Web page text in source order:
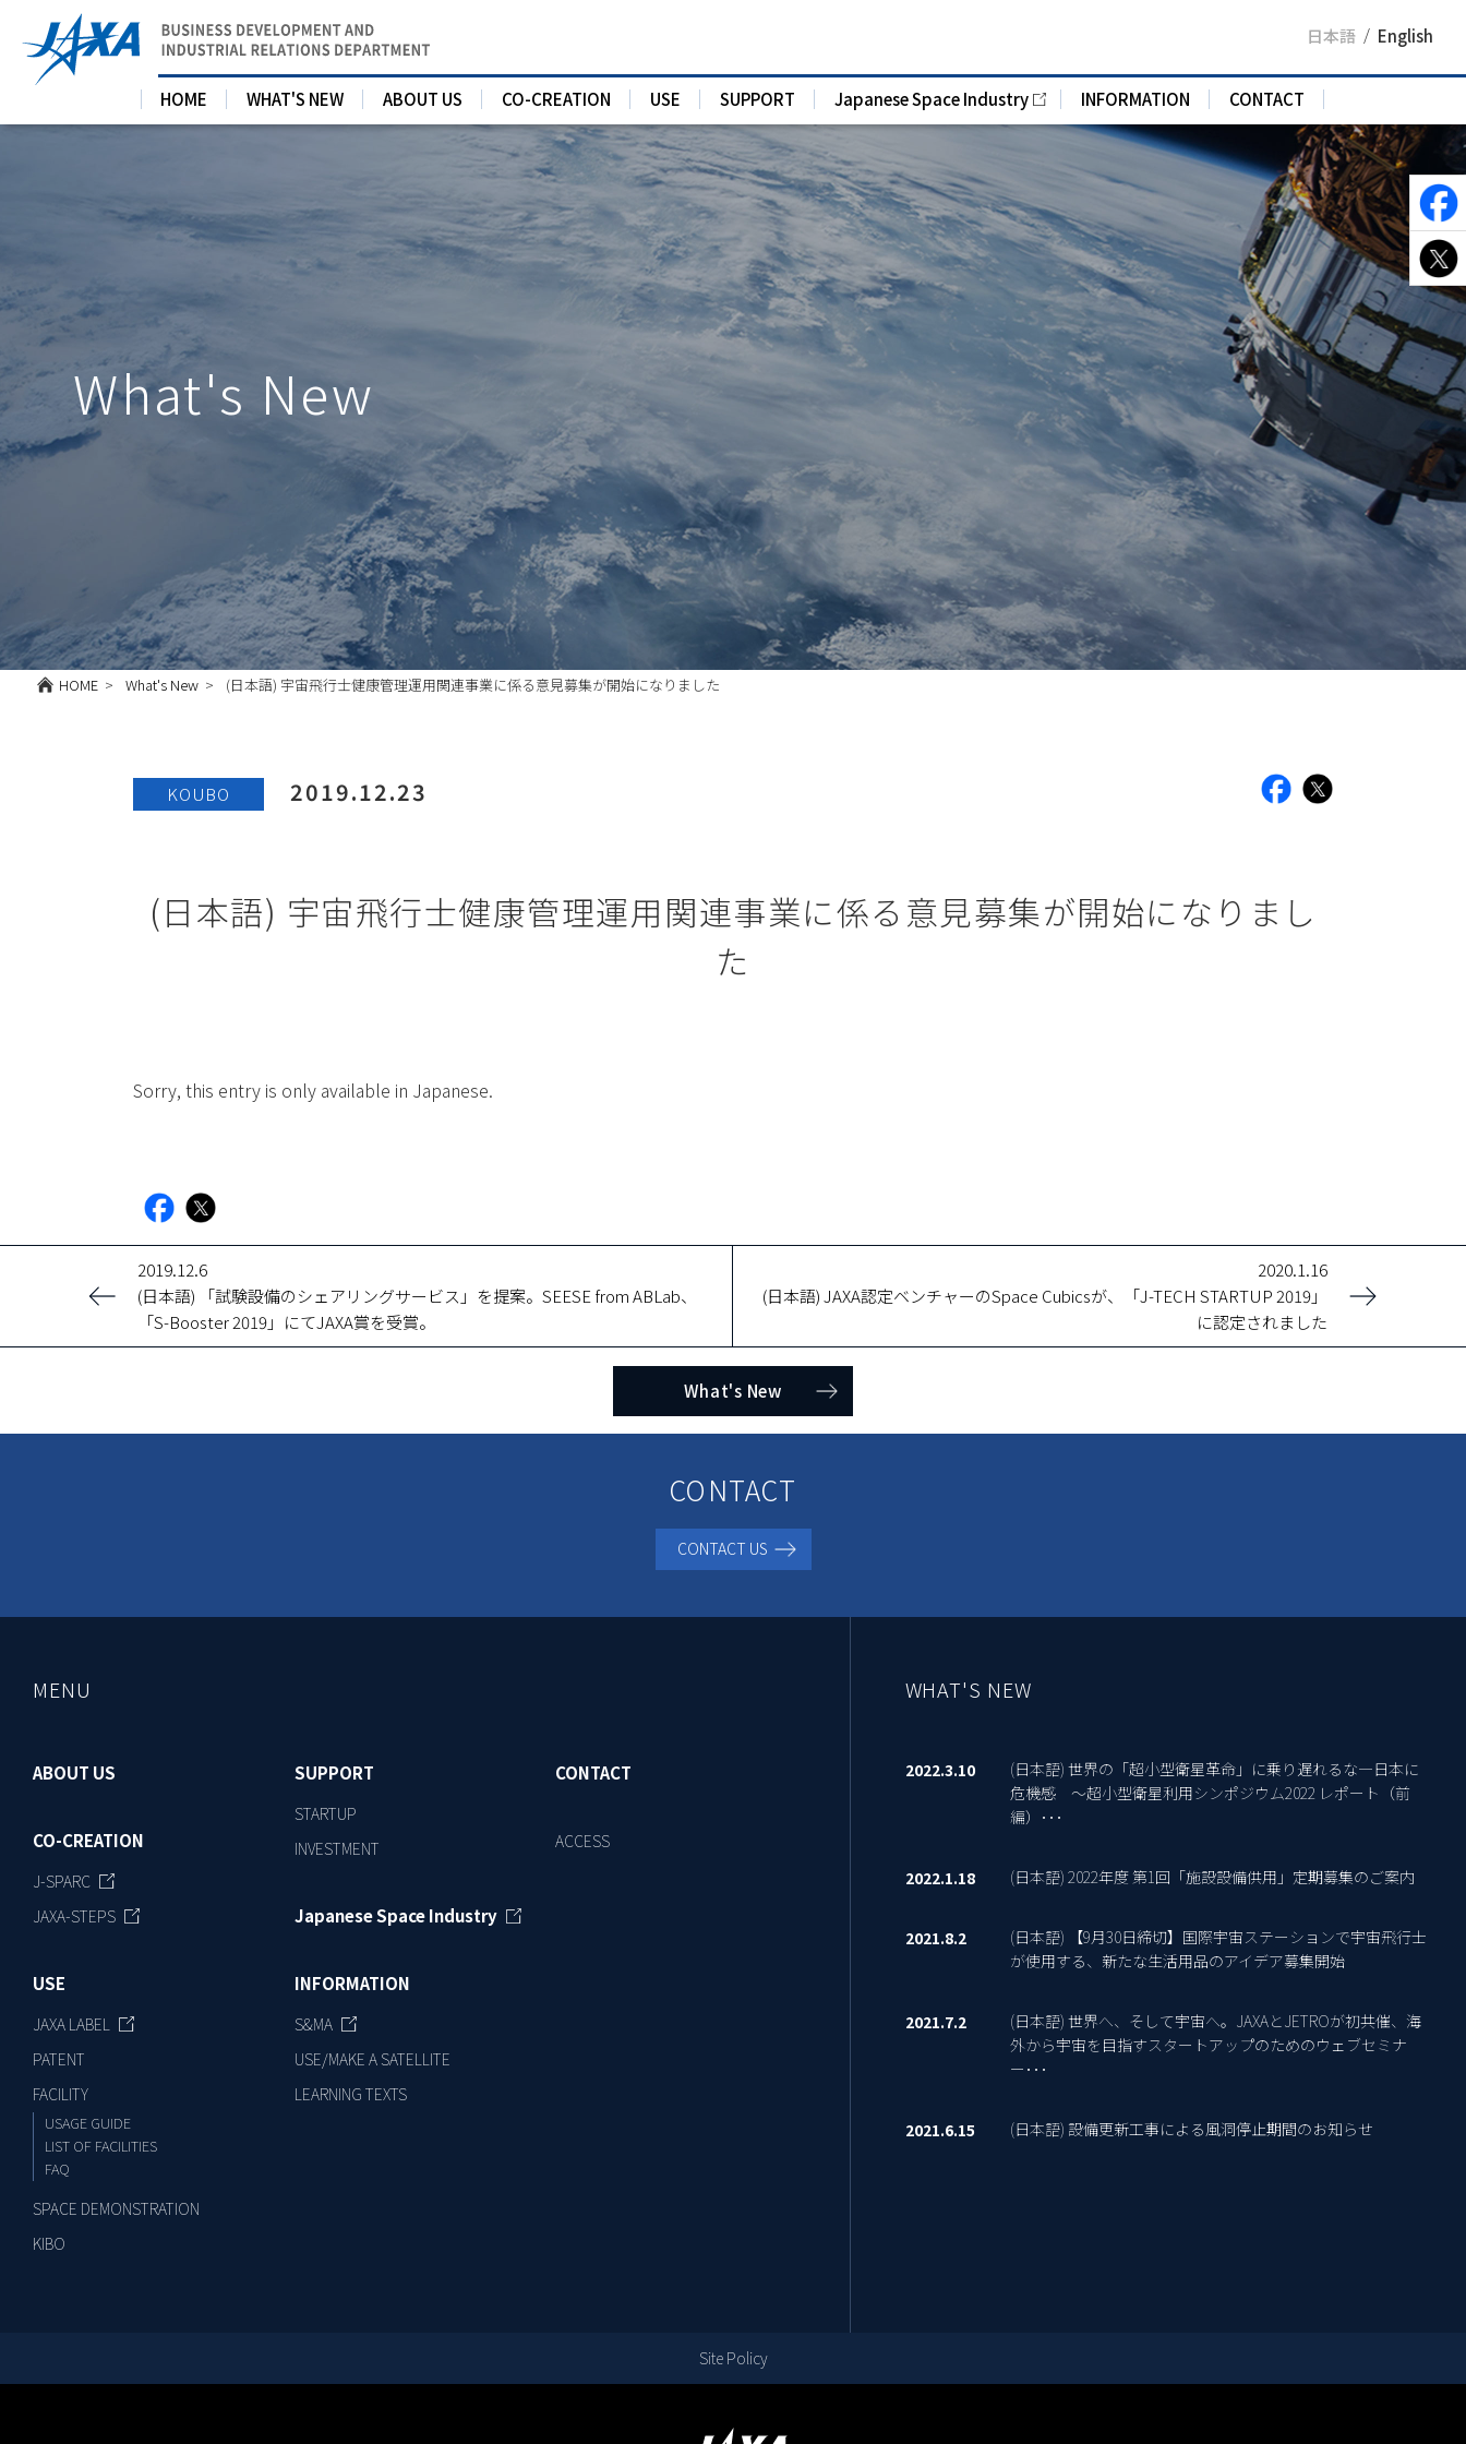
日本語 English
HOME WHAT'S NEW ABOUT US CO-CREATION USE SUPPORT Japanese Space Industry INFORMATION CONTACT
What's New
HOME What's New (日本語) 宇宙飛行士健康管理運用関連事業に係る意見募集が開始になりました
KOUBO 2019.12.23 facebook
(日本語) 宇宙飛行士健康管理運用関連事業に係る意見募集が開始になりまし
た
Sorry, this entry is only available in Japanese.
facebook
2019.12.6
(日本語) 「試験設備のシェアリングサービス」を提案。SEESE from ABLab、
「S-Booster 2019」にてJAXA賞を受賞。
2020.1.16
(日本語) JAXA認定ベンチャーのSpace Cubicsが、「J-TECH STARTUP 2019」
に認定されました
What's New
CONTACT
CONTACT US
MENU
ABOUT US
CO-CREATION
J-SPARC
JAXA-STEPS
USE
JAXA LABEL
PATENT
FACILITY
USAGE GUIDE
LIST OF FACILITIES
FAQ
SPACE DEMONSTRATION
KIBO
SUPPORT
STARTUP
INVESTMENT
Japanese Space Industry
INFORMATION
S&MA
USE/MAKE A SATELLITE
LEARNING TEXTS
CONTACT
ACCESS
WHAT'S NEW
2022.3.10
(日本語) 世界の「超小型衛星革命」に乗り遅れるな―日本に
危機感 ～超小型衛星利用シンポジウム2022 レポート（前
編）･･･
2022.1.18 (日本語) 2022年度 第1回「施設設備供用」定期募集のご案内
2021.8.2
(日本語) 【9月30日締切】国際宇宙ステーションで宇宙飛行士
が使用する、新たな生活用品のアイデア募集開始
2021.7.2
(日本語) 世界へ、そして宇宙へ。JAXAとJETROが初共催、海
外から宇宙を目指すスタートアップのためのウェブセミナ
ー･･･
2021.6.15 (日本語) 設備更新工事による風洞停止期間のお知らせ
Site Policy